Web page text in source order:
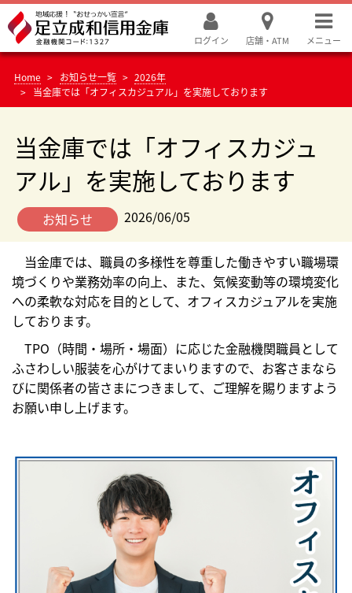
ログイン 店舗・ATM メニュー
Home お知らせ一覧
2026年
当金庫では「オフィスカジュアル」を実施しております
当金庫では「オフィスカジュ
アル」を実施しております
お知らせ 2026/06/05
当金庫では、職員の多様性を尊重した働きやすい職場環
境づくりや業務効率の向上、また、気候変動等の環境変化
への柔軟な対応を目的として、オフィスカジュアルを実施
しております。
TPO（時間・場所・場面）に応じた金融機関職員として
ふさわしい服装を心がけてまいりますので、お客さまなら
びに関係者の皆さまにつきまして、ご理解を賜りますよう
お願い申し上げます。